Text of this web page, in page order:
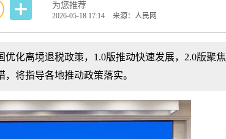
为您推荐
2026-05-18 17:14 来源：人民网
优化离境退税政策，1.0版推动快速发展，2.0版聚焦
将指导各地推动政策落实。